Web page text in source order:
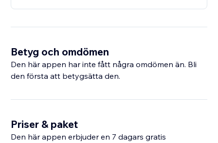
Betyg och omdömen
Den här appen har inte fått några omdömen än. Bli
den första att betygsätta den.
Priser & paket
Den här appen erbjuder en 7 dagars gratis